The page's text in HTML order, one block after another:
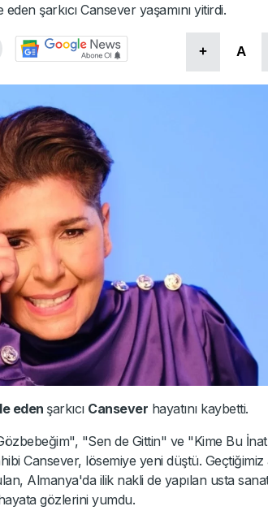
şarkıcı Cansever yaşamını yitirdi.
+ A
eden şarkıcı Cansever hayatını kaybetti.
"Sen de Gittin" ve "Kime Bu
Cansever, lösemiye yeni düştü. Geçtiğimiz
Almanya'da ilik nakli de yapılan usta
gözlerini yumdu.